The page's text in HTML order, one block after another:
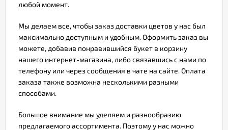
Отзывы
любой момент.
Мы делаем все, чтобы заказ доставки цветов у нас был
максимально доступным и удобным. Оформить заказ вы
можете, добавив понравившийся букет в корзину
нашего интернет-магазина, либо связавшись с нами по
телефону или через сообщения в чате на сайте. Оплата
заказа также возможна несколькими разными
способами.
Большое внимание мы уделяем и разнообразию
предлагаемого ассортимента. Поэтому у нас можно